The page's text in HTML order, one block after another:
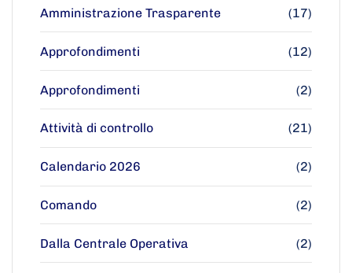
Amministrazione Trasparente (17)
Approfondimenti (12)
Approfondimenti (2)
Attività di controllo (21)
Calendario 2026 (2)
Comando (2)
Dalla Centrale Operativa (2)